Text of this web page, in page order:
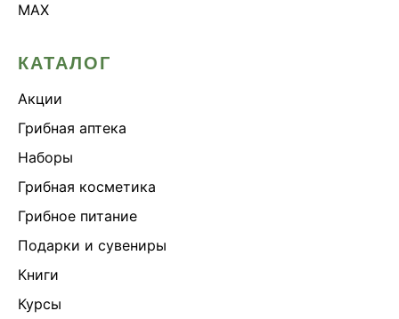
MAX
КАТАЛОГ
Акции
Грибная аптека
Наборы
Грибная косметика
Грибное питание
Подарки и сувениры
Книги
Курсы